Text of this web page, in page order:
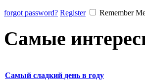
forgot password? Register Remember
Самые
Самый сладкий день в году